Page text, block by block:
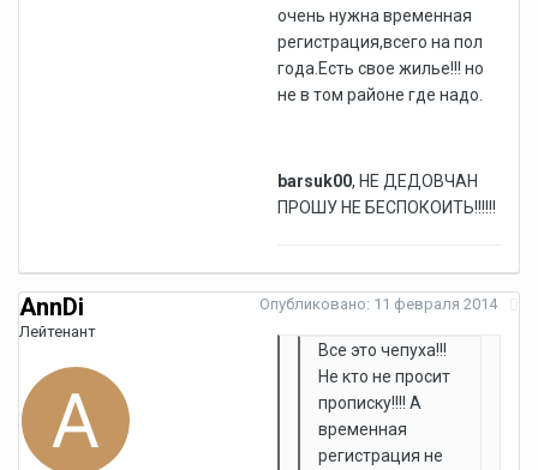
очень нужна временная
регистрация,всего на пол
года.Есть свое жилье!!! но
не в том районе где надо.
barsuk00, НЕ ДЕДОВЧАН
ПРОШУ НЕ БЕСПОКОИТЬ!!!!!!
AnnDi
Лейтенант
Опубликовано: 11 февраля 2014
Все это чепуха!!!
Не кто не просит
прописку!!!! А
временная
регистрация не